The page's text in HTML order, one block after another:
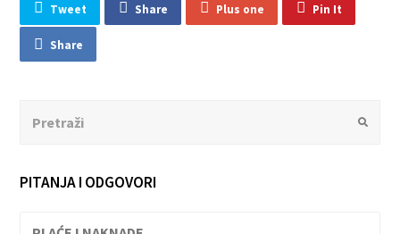
Tweet Share Plus one Pin It
Share
Submit
PITANJA I ODGOVORI